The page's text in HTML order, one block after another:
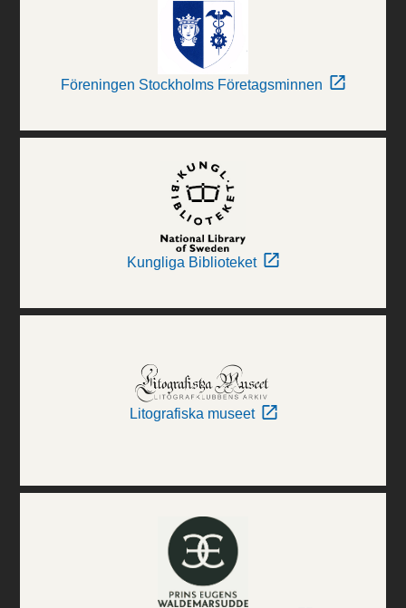
Föreningen Stockholms Företagsminnen
Kungliga Biblioteket
Litografiska museet